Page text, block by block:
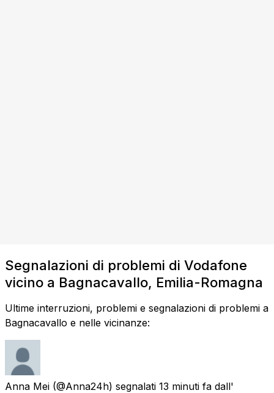
Segnalazioni di problemi di Vodafone
vicino a Bagnacavallo, Emilia-Romagna
Ultime interruzioni, problemi e segnalazioni di problemi a
Bagnacavallo e nelle vicinanze:
Anna Mei (@Anna24h) segnalati 13 minuti fa dall'